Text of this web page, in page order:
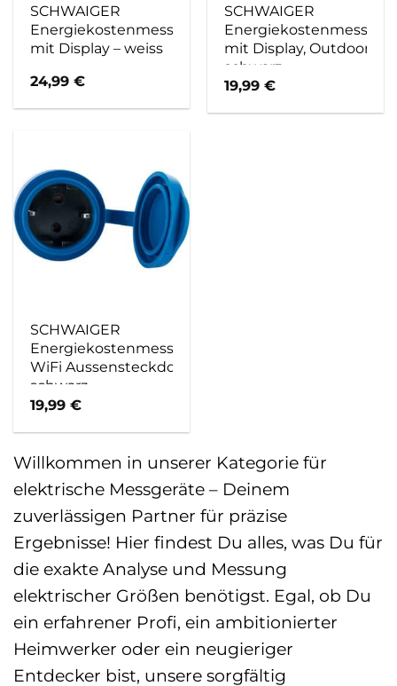
SCHWAIGER
Energiekostenmessgerät,
mit Display – weiss
24,99€
SCHWAIGER
mit Display, Outdoor –
schwarz
19,99€
SCHWAIGER
Energiekostenmessgerät,
WiFi Aussensteckdose –
schwarz
19,99€
Willkommen in unserer Kategorie für
elektrische Messgeräte – Deinem
zuverlässigen Partner für präzise
Ergebnisse! Hier findest Du alles, was Du für
die exakte Analyse und Messung
elektrischer Größen benötigst. Egal, ob Du
ein erfahrener Profi, ein ambitionierter
Heimwerker oder ein neugieriger
Entdecker bist, unsere sorgfältig